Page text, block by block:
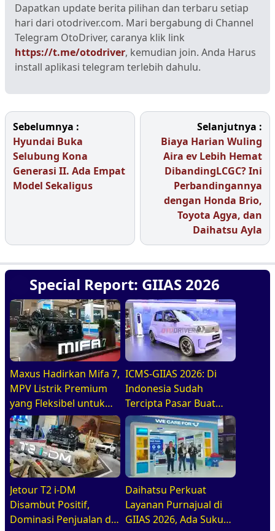
Dapatkan update berita pilihan dan terbaru setiap
hari dari otodriver.com. Mari bergabung di Channel
Telegram OtoDriver, caranya klik link
https://t.me/otodriver, kemudian join. Anda Harus
install aplikasi telegram terlebih dahulu.
Sebelumnya :
Hyundai Buka
Selubung Kona
Generasi II. Ada Empat
Model Sekaligus
Selanjutnya :
Biaya Harian Wuling
Aira ev Lebih Hemat
DibandingLCGC? Ini
Perbandingannya
dengan Honda Brio,
Toyota Agya, dan
Daihatsu Ayla
Special Report: GIIAS 2026
Maxus Hadirkan Mifa 7,
MPV Listrik Premium
yang Fleksibel untuk
Keluarga Modern Di
GIIAS 2026
ICMS-GIIAS 2026: Di
Indonesia Sudah
Tercipta Pasar Buat
BEV, HEV, Dan PHEV
Jetour T2 i-DM
Disambut Positif,
Dominasi Penjualan di
Daihatsu Perkuat
Layanan Purnajual di
GIIAS 2026, Ada Suku